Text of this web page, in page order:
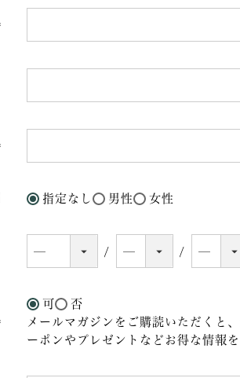
指定なし 男性 女性
可
否
メールマガジンをご購読いただくと
ーポンやプレゼントなどお得な情報を